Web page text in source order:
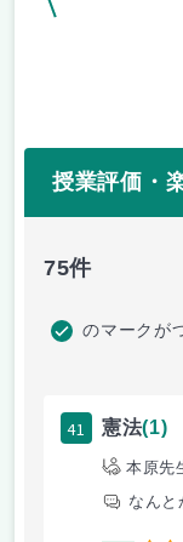
授業評価・
75件
のマークが
41 憲法(1)
本原先
なん